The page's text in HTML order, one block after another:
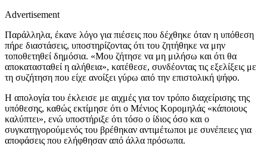
Advertisement
Παράλληλα, έκανε λόγο για πιέσεις που δέχθηκε όταν η υπόθεση
πήρε διαστάσεις, υποστηρίζοντας ότι του ζητήθηκε να μην
τοποθετηθεί δημόσια. «Μου ζήτησε να μη μιλήσω και ότι θα
αποκατασταθεί η αλήθεια», κατέθεσε, συνδέοντας τις εξελίξεις με
τη συζήτηση που είχε ανοίξει γύρω από την επιστολική ψήφο.
Η απολογία του έκλεισε με αιχμές για τον τρόπο διαχείρισης της
υπόθεσης, καθώς εκτίμησε ότι ο Μένιος Κορομηλάς «κάποιους
καλύπτει», ενώ υποστήριξε ότι τόσο ο ίδιος όσο και ο
συγκατηγορούμενός του βρέθηκαν αντιμέτωποι με συνέπειες για
αποφάσεις που ελήφθησαν από άλλα πρόσωπα.